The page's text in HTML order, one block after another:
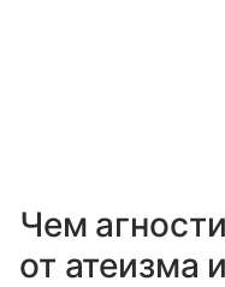
Чем
от атеизма